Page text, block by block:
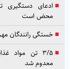
■ ادعای دستگیری
محض است
■خستگی رانندگان
■
۳/۵ تن مواد
معدوم شد